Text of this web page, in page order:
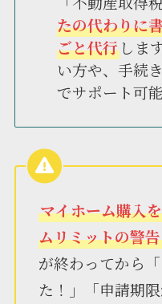
たの代わりに
ごと代行しま
い方や、手続
でサポート可能
マイホーム購入
ムリミットの警告
が終わってから
た！」「申請期